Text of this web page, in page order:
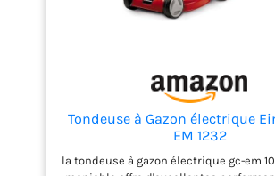
m². BAC DE
380 E est
bac de
rigide de 40
permettant une
collecte
Tondeuse à Gazon électrique
EM 1232
la tondeuse à gazon électrique gc-em